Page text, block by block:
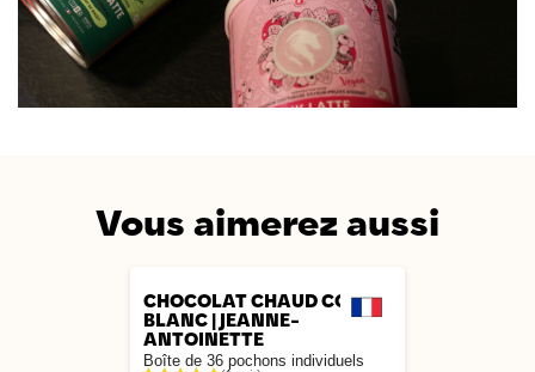
Vous aimerez aussi
CHOCOLAT CHAUD COCON
BLANC | JEANNE-
ANTOINETTE
Boîte de 36 pochons individuels